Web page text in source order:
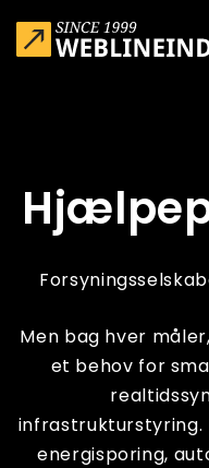
Men bag hver
et behov for
infrastrukturstyring.
energisporing,